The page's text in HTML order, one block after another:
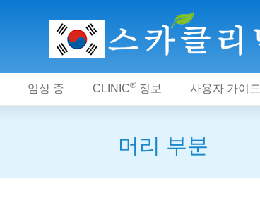
임상 증 CLINIC® 정보 사용자 가이드
머리 부분